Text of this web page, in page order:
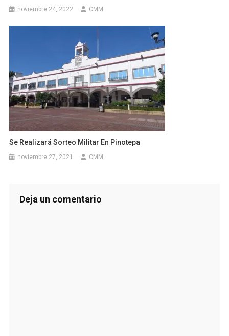
noviembre 24, 2022 CMM
Se Realizará Sorteo Militar En Pinotepa
noviembre 27, 2021 CMM
Deja un comentario